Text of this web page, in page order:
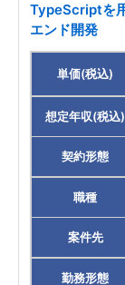
TypeScriptを
エンド開発
単価(税込)
想定年収(税込)
契約形態
職種
案件先
勤務形態